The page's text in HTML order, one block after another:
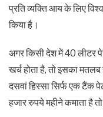
प्रति व्यक्ति आय के लिए
किया है।
अगर किसी देश में 40 लीटर
खर्च होता है, तो इसका
दसवां हिस्सा सिर्फ एक टैंक
हजार रुपये महीने कमाता है